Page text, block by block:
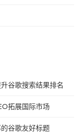
谷歌搜索结果排名
拓展国际市场
谷歌友好标题